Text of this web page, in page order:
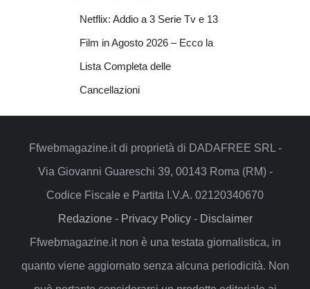
Netflix: Addio a 3 Serie Tv e 13
Film in Agosto 2026 – Ecco la
Lista Completa delle
Cancellazioni
Ffwebmagazine.it di proprietà di DADAFREE SRL -
Via Giovanni Guareschi 39, 00143 Roma (RM) -
Codice Fiscale e Partita I.V.A. 02120340670
Redazione- Privacy Policy- Disclaimer
Ffwebmagazine.it non è una testata giornalistica, in
quanto viene aggiornato senza alcuna periodicità. Non